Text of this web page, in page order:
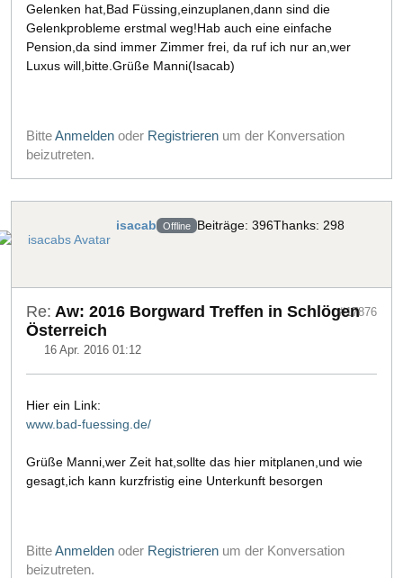
Gelenken hat,Bad Füssing,einzuplanen,dann sind die
Gelenkprobleme erstmal weg!Hab auch eine einfache
Pension,da sind immer Zimmer frei, da ruf ich nur an,wer
Luxus will,bitte.Grüße Manni(Isacab)
BitteAnmelden oder Registrieren um der Konversation
beizutreten.
isacab Offline Beiträge: 396Thanks: 298
Re: Aw: 2016 Borgward Treffen in Schlögen
Österreich
16 Apr. 2016 01:12
#17876
Hier ein Link:
www.bad-fuessing.de/
Grüße Manni,wer Zeit hat,sollte das hier mitplanen,und wie
gesagt,ich kann kurzfristig eine Unterkunft besorgen
BitteAnmelden oder Registrieren um der Konversation
beizutreten.